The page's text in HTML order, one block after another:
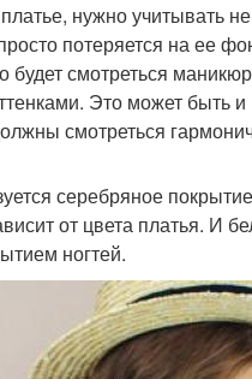
нужно учитывать
потеряется на ее
смотреться
Это может быть
смотреться
серебряное
от цвета платья. И
ногтей.